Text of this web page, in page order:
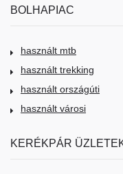
BOLHAPIAC
használt mtb
használt trekking
használt országúti
használt városi
KERÉKPÁR